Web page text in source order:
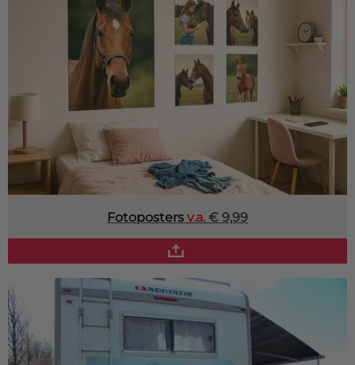
Fotoposters v.a. € 9,99